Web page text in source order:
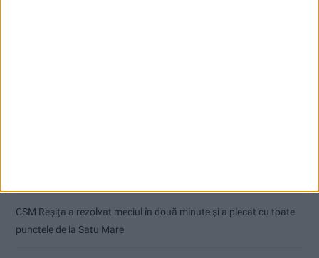
CSM Reșița a rezolvat meciul în două minute și a plecat cu toate
punctele de la Satu Mare